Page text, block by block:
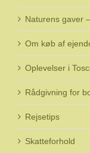
Naturens gaver
Om køb af
Oplevelser i
Rådgivning for
Rejsetips
Skatteforhold